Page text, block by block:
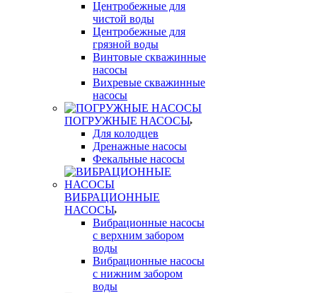
Центробежные для
чистой воды
Центробежные для
грязной воды
Винтовые скважинные
насосы
Вихревые скважинные
насосы
ПОГРУЖНЫЕ НАСОСЫ
Для колодцев
Дренажные насосы
Фекальные насосы
ВИБРАЦИОННЫЕ
НАСОСЫ
Вибрационные насосы
с верхним забором
воды
Вибрационные насосы
с нижним забором
воды